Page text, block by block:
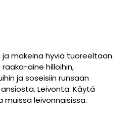
ja makeina hyviä tuoreeltaan.
aine hilloihin,
ja soseisiin runsaan
Leivonta: Käytä
muissa leivonnaisissa.